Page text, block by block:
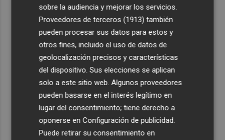
sobre la audiencia y mejorar los servicios.
Proveedores de terceros (1913) también
pueden procesar sus datos para estos y
otros fines, incluido el uso de datos de
geolocalización precisos y características
del dispositivo. Sus elecciones se aplican
solo a este sitio web. Algunos proveedores
pueden basarse en el interés legítimo en
lugar del consentimiento; tiene derecho a
oponerse enConfiguración de publicidad.
Puede retirar su consentimiento en